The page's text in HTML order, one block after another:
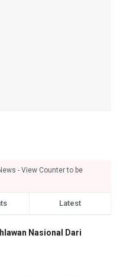
- View Counter to be
Latest
Nasional Dari